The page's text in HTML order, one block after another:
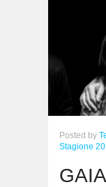
Posted by
Stagione